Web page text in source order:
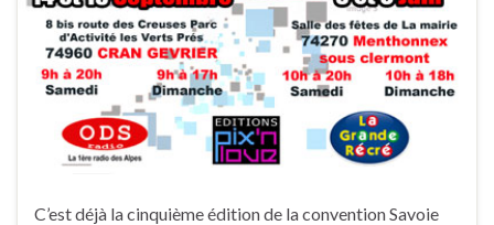
C’est déjà la cinquième édition de la convention Savoie